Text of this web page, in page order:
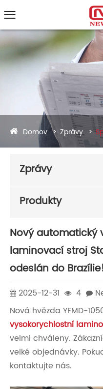
Domov Zprávy
Zprávy
Produkty
Nový automatický
laminovací stroj
odeslán do
2025-12-31 4
Nová hvězda YFMD-
vysokorychlostní
velmi chváleny.
velké objednávky.
kontaktujte nás.